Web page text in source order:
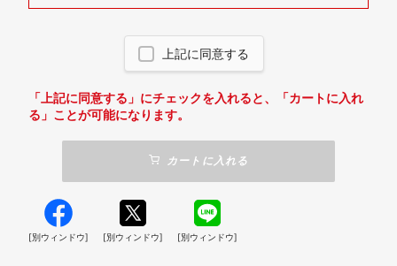
上記に同意する
「上記に同意する」にチェックを入れると、「カートに入れ
る」ことが可能になります。
カートに入れる
[別ウィンドウ] [別ウィンドウ] [別ウィンドウ]